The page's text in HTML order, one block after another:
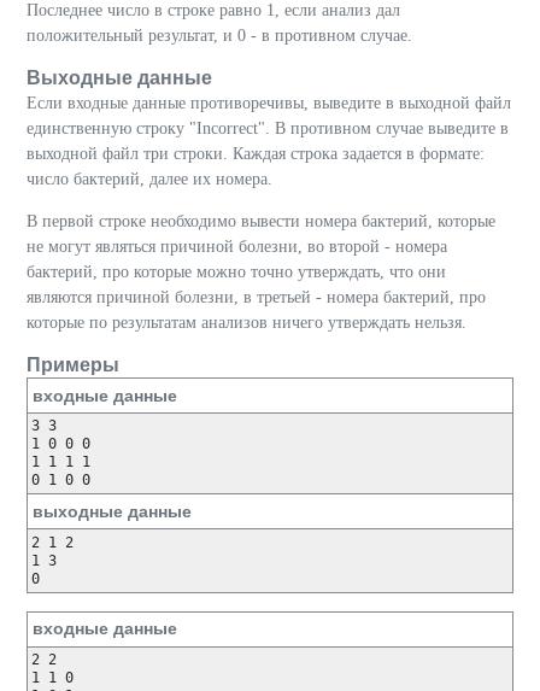
Последнее число в строке равно 1, если анализ дал
положительный результат, и 0 - в противном случае.
Выходные данные
Если входные данные противоречивы, выведите в выходной файл
единственную строку "Incorrect". В противном случае выведите в
выходной файл три строки. Каждая строка задается в формате:
число бактерий, далее их номера.
В первой строке необходимо вывести номера бактерий, которые
не могут являться причиной болезни, во второй - номера
бактерий, про которые можно точно утверждать, что они
являются причиной болезни, в третьей - номера бактерий, про
которые по результатам анализов ничего утверждать нельзя.
Примеры
входные данные
3 3
1 0 0 0
1 1 1 1
выходные данные
2 1 2
1 3
входные данные
2 2
1 1 0